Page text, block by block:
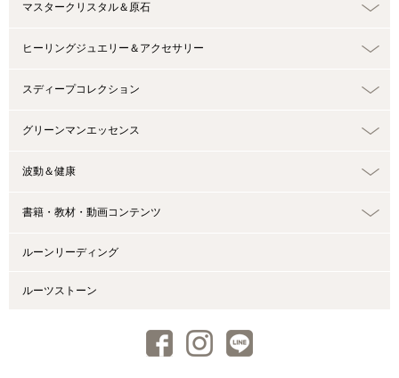
マスタークリスタル＆原石
ヒーリングジュエリー＆アクセサリー
スディープコレクション
グリーンマンエッセンス
波動＆健康
書籍・教材・動画コンテンツ
ルーンリーディング
ルーツストーン